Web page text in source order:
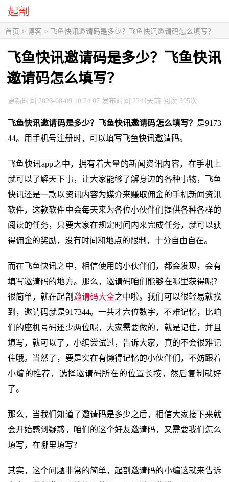
首页 > 博客 > 飞鱼快讯邀请码是多少？飞鱼快讯邀请码怎么填写？
飞鱼快讯邀请码是多少？飞鱼快讯
邀请码怎么填写？
更新时间:2026-08-09 10:24:07 发布时间:2344天前 阅读:395次
飞鱼快讯邀请码是多少？飞鱼快讯邀请码怎么填写？ 是9173
44。用手机号注册时，可以填写飞鱼快讯邀请码。
飞鱼快讯app之中，拥有着大量的新闻资讯内容，在手机上
就可以了解天下事，让大家能够了解身边的各种事物，飞鱼
快讯还是一款以资讯内容为媒介来赚取佣金的手机新闻资讯
软件，这款软件中会每天来为各位小伙伴们提供各种各样的
阅读的任务，只要大家在规定时间内来完成任务，就可以获
得佣金的奖励，没有时间和地点的限制，十分自由自在。
而在飞鱼快讯之中，相信使用的小伙伴们，都会发现，会有
填写邀请码的地方。那么，邀请码咱们能够在哪里获得呢？
很简单，就在起剖 邀请码大全之中啦。我们可以很轻易就找
到，邀请码就是917344。一共才六位数字，不难记忆，比咱
们的座机号码还少两位呢，大家需要做的，就是记住，并且
填写，就可以了，小编尝试过，告诉大家，真的不会很难记
住哦。当然了，要是实在有懒得记忆的小伙伴们，不妨跟着
小编的推荐，选择邀请码所在的位置长按，然后复制就好
了。
那么，当我们知道了邀请码是多少之后，相信大家接下来就
会开始感到疑惑，咱们的这个好友邀请码，又需要我们怎么
填写，在哪里填写？
其实，这个问题非常的简单，起剖邀请码的小编这就来告诉